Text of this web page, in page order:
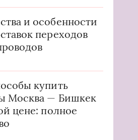
и особенности
переходов
купить
Москва — Бишкек
цене: полное